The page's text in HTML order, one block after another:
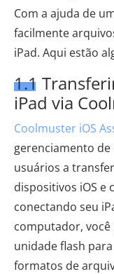
Com a ajuda de
facilmente
iPad. Aqui estão
1.1
iPad via
Coolmuster iOS
gerenciamento de
usuários a
dispositivos iOS e
conectando seu
computador,
unidade flash
formatos de